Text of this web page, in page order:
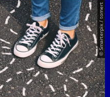
© Smarterpix / tomert